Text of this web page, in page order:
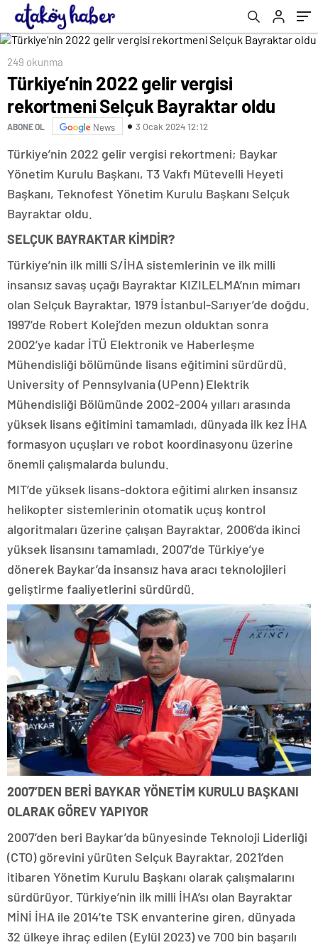
249 okunma
Türkiye’nin 2022 gelir vergisi
rekortmeni Selçuk Bayraktar oldu
ABONE OL News 3 Ocak 2024 12:12
Türkiye’nin 2022 gelir vergisi rekortmeni; Baykar
Yönetim Kurulu Başkanı, T3 Vakfı Mütevelli Heyeti
Başkanı, Teknofest Yönetim Kurulu Başkanı Selçuk
Bayraktar oldu.
SELÇUK BAYRAKTAR KİMDİR?
Türkiye’nin ilk milli S/İHA sistemlerinin ve ilk milli
insansız savaş uçağı Bayraktar KIZILELMA’nın mimarı
olan Selçuk Bayraktar, 1979 İstanbul-Sarıyer’de doğdu.
1997’de Robert Kolej’den mezun olduktan sonra
2002’ye kadar İTÜ Elektronik ve Haberleşme
Mühendisliği bölümünde lisans eğitimini sürdürdü.
University of Pennsylvania (UPenn) Elektrik
Mühendisliği Bölümünde 2002-2004 yılları arasında
yüksek lisans eğitimini tamamladı, dünyada ilk kez İHA
formasyon uçuşları ve robot koordinasyonu üzerine
önemli çalışmalarda bulundu.
MIT’de yüksek lisans-doktora eğitimi alırken insansız
helikopter sistemlerinin otomatik uçuş kontrol
algoritmaları üzerine çalışan Bayraktar, 2006’da ikinci
yüksek lisansını tamamladı. 2007’de Türkiye’ye
dönerek Baykar’da insansız hava aracı teknolojileri
geliştirme faaliyetlerini sürdürdü.
2007’DEN BERİ BAYKAR YÖNETİM KURULU BAŞKANI
OLARAK GÖREV YAPIYOR
2007’den beri Baykar’da bünyesinde Teknoloji Liderliği
(CTO) görevini yürüten Selçuk Bayraktar, 2021’den
itibaren Yönetim Kurulu Başkanı olarak çalışmalarını
sürdürüyor. Türkiye’nin ilk milli İHA’sı olan Bayraktar
MİNİ İHA ile 2014’te TSK envanterine giren, dünyada
32 ülkeye ihraç edilen (Eylül 2023) ve 700 bin başarılı